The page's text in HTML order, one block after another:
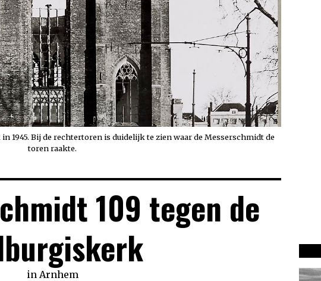
1945. Bij de rechtertoren is duidelijk te zien waar de Messerschmidt de
toren raakte.
109 tegen de
in Arnhem